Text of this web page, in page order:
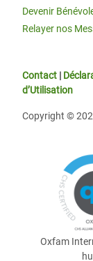
Devenir
Relayer nos
Contact |
d’Utilisation
Copyright ©
Oxfam